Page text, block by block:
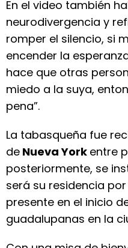
En el video también
neurodivergencia y
romper el silencio, si
encender la
hace que otras
miedo a la suya,
pena”.
La tabasqueña fue
de Nueva York entre
posteriormente, se
será su residencia
presente en el inicio
guadalupanas en la